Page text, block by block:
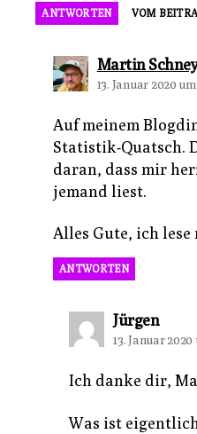
ANTWORTEN VOM
Martin
13. Januar 2020
Auf meinem
Statistik-Quatsch.
daran, dass mir
jemand liest.
Alles Gute, ich lese
ANTWORTEN
Jürgensagt:
13. Januar 2020
Ich danke dir,
Was ist